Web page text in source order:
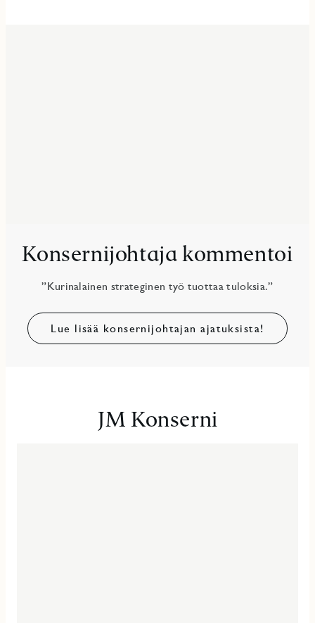
Konsernijohtaja kommentoi
”Kurinalainen strateginen työ tuottaa tuloksia.”
Lue lisää konsernijohtajan ajatuksista!
JM Konserni